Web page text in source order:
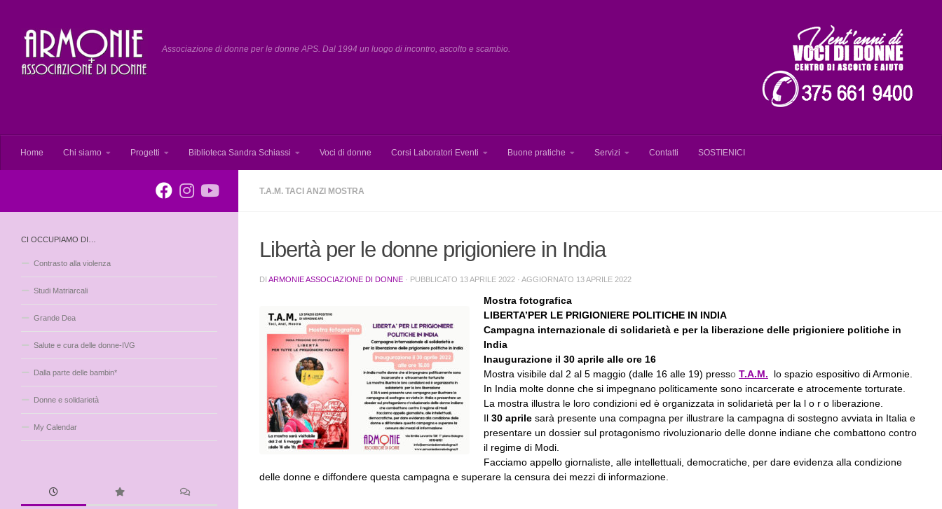
Associazione di donne per le donne APS. Dal 1994 un luogo di incontro, ascolto e scambio.
Home Chi siamo Progetti Biblioteca Sandra Schiassi Voci di donne Corsi Laboratori Eventi Buone pratiche Servizi Contatti SOSTIENICI
T.A.M. TACI ANZI MOSTRA
Libertà per le donne prigioniere in India
DI ARMONIE ASSOCIAZIONE DI DONNE · PUBBLICATO 13 APRILE 2022 · AGGIORNATO 13 APRILE 2022
Mostra fotografica
LIBERTA’PER LE PRIGIONIERE POLITICHE IN INDIA
Campagna internazionale di solidarietà e per la liberazione delle prigioniere politiche in
India
Inaugurazione il 30 aprile alle ore 16
Mostra visibile dal 2 al 5 maggio (dalle 16 alle 19) presso T.A.M.
lo spazio espositivo di Armonie.
In India molte donne che si impegnano politicamente sono incarcerate e atrocemente torturate.
La mostra illustra le loro condizioni ed è organizzata in solidarietà per la l o r o liberazione.
Il 30 aprile sarà presente una compagna per illustrare la campagna di sostegno avviata in Italia e
presentare un dossier sul protagonismo rivoluzionario delle donne indiane che combattono contro
il regime di Modi.
Facciamo appello giornaliste, alle intellettuali, democratiche, per dare evidenza alla condizione
delle donne e diffondere questa campagna e superare la censura dei mezzi di informazione.
CI OCCUPIAMO DI…
Contrasto alla violenza
Studi Matriarcali
Grande Dea
Salute e cura delle donne-IVG
Dalla parte delle bambin*
Donne e solidarietà
My Calendar